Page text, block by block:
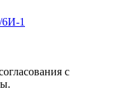
1
с